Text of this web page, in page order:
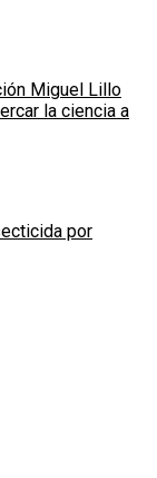
Miguel Lillo
la ciencia a
por